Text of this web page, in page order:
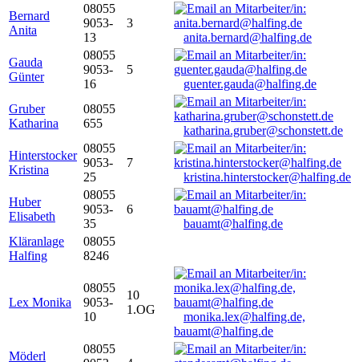
Bernard
Anita
08055
9053-
13
3
anita.bernard@halfing.de
Gauda
Günter
08055
9053-
16
5
guenter.gauda@halfing.de
Gruber
Katharina
08055
655
katharina.gruber@schonstett.de
Hinterstocker
Kristina
08055
9053-
25
7
kristina.hinterstocker@halfing.de
Huber
Elisabeth
08055
9053-
35
6
bauamt@halfing.de
Kläranlage
Halfing
08055
8246
Lex Monika
08055
9053-
10
10
1.OG
monika.lex@halfing.de,
bauamt@halfing.de
Möderl
08055